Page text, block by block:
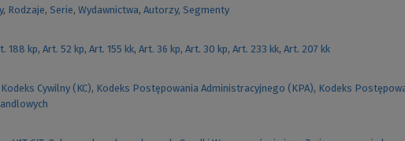
, Rodzaje, Serie, Wydawnictwa, Autorzy, Segmenty
188 kp, Art. 52 kp, Art. 155 kk, Art. 36 kp, Art. 30 kp, Art. 233 kk, Art. 207 kk
Kodeks Cywilny (KC), Kodeks Postępowania Administracyjnego (KPA), Kodeks